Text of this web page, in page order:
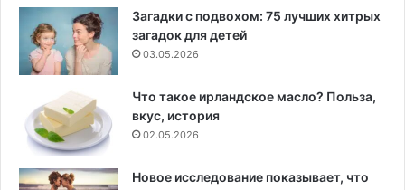
Загадки с подвохом: 75 лучших хитрых
загадок для детей
03.05.2026
Что такое ирландское масло? Польза,
вкус, история
02.05.2026
Новое исследование показывает, что